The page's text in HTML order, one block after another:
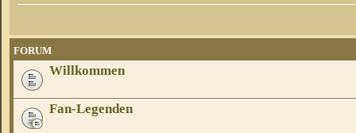
FORUM
Willkommen
Fan-Legenden